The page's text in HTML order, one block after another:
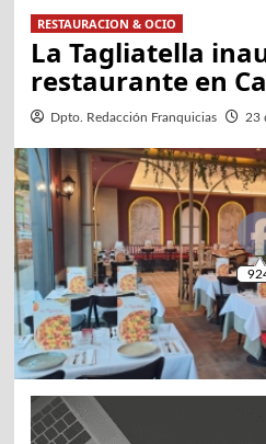
RESTAURACION & OCIO
La Tagliatella
restaurante en
Dpto. Redacción Franquicias 23